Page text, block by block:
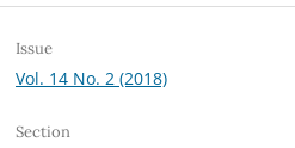
Issue
Vol. 14 No. 2 (2018)
Section